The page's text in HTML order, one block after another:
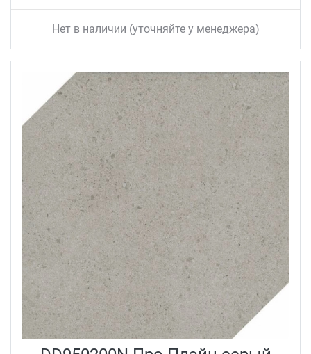
Нет в наличии (уточняйте у менеджера)